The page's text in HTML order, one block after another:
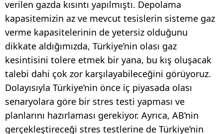
verilen gazda kısıntı yapılmıştı. Depolama
kapasitemizin az ve mevcut tesislerin sisteme gaz
verme kapasitelerinin de yetersiz olduğunu
dikkate aldığımızda, Türkiye’nin olası gaz
kesintisini tolere etmek bir yana, bu kış oluşacak
talebi dahi çok zor karşılayabileceğini görüyoruz.
Dolayısıyla Türkiye’nin önce iç piyasada olası
senaryolara göre bir stres testi yapması ve
planlarını hazırlaması gerekiyor. Ayrıca, AB’nin
gerçekleştireceği stres testlerine de Türkiye’nin